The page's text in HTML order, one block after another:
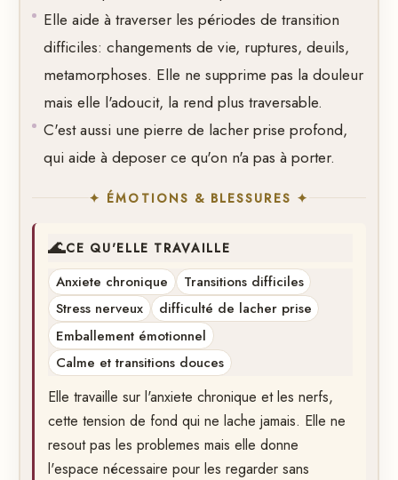
Elle aide à traverser les périodes de transition
difficiles: changements de vie, ruptures, deuils,
metamorphoses. Elle ne supprime pas la douleur
mais elle l'adoucit, la rend plus traversable.
C'est aussi une pierre de lacher prise profond,
qui aide à deposer ce qu'on n'a pas à porter.
✦ ÉMOTIONS & BLESSURES ✦
🌊CE QU'ELLE TRAVAILLE
Anxiete chronique
Transitions difficiles
Stress nerveux
difficulté de lacher prise
Emballement émotionnel
Calme et transitions douces
Elle travaille sur l'anxiete chronique et les nerfs,
cette tension de fond qui ne lache jamais. Elle ne
resout pas les problemes mais elle donne
l'espace nécessaire pour les regarder sans